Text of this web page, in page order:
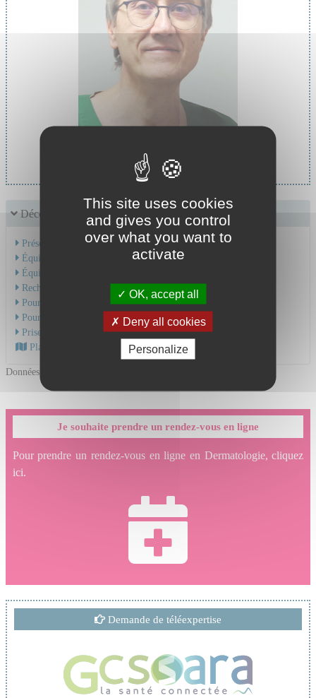
Pr PERROT Jean Luc
Découvrir le service
Présentation de l'activité
Équipe Médicale
Équipe Soignante
Recherche & Enseignement
Pour une consultation en urgence
Pour une consultation
Prise en charge du cancer
Plan d'accès au CHU
Données mises à jour le 19/06/2026
Je souhaite prendre un rendez-vous en ligne
Pour prendre un rendez-vous en ligne en Dermatologie, cliquez
ici.
Demande de téléexpertise
This site uses cookies
and gives you control
over what you want to
activate
OK, accept all
Deny all cookies
Personalize